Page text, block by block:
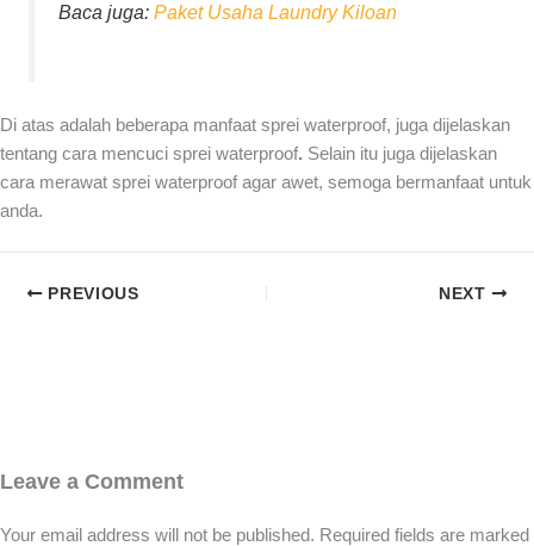
Baca juga:Paket Usaha Laundry Kiloan
Di atas adalah beberapa manfaat sprei waterproof, juga dijelaskan
tentang cara mencuci sprei waterproof. Selain itu juga dijelaskan
cara merawat sprei waterproof agar awet, semoga bermanfaat untuk
anda.
PREVIOUS NEXT
Leave a Comment
Your email address will not be published. Required fields are marked